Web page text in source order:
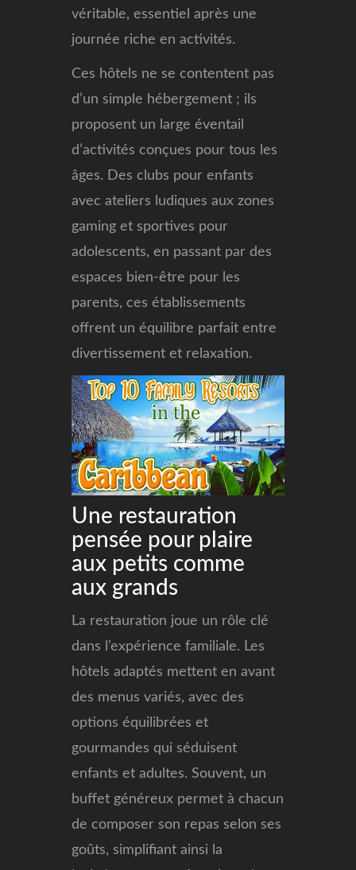
véritable, essentiel après une
journée riche en activités.
Ces hôtels ne se contentent pas
d’un simple hébergement ; ils
proposent un large éventail
d’activités conçues pour tous les
âges. Des clubs pour enfants
avec ateliers ludiques aux zones
gaming et sportives pour
adolescents, en passant par des
espaces bien-être pour les
parents, ces établissements
offrent un équilibre parfait entre
divertissement et relaxation.
Une restauration
pensée pour plaire
aux petits comme
aux grands
La restauration joue un rôle clé
dans l’expérience familiale. Les
hôtels adaptés mettent en avant
des menus variés, avec des
options équilibrées et
gourmandes qui séduisent
enfants et adultes. Souvent, un
buffet généreux permet à chacun
de composer son repas selon ses
goûts, simplifiant ainsi la